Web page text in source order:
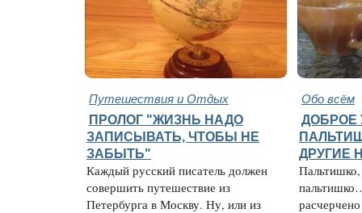
Путешествия и Отдых Обо всём
ПРОЛОГ "ЖИЗНЬ НАДО
ЗАПИСЫВАТЬ, ЧТОБЫ НЕ
ЗАБЫТЬ"
Каждый русский писатель должен
совершить путешествие из
Петербурга в Москву. Ну, или из
ДОБРОЕ
ДРУГИЕ
Пальтишко,